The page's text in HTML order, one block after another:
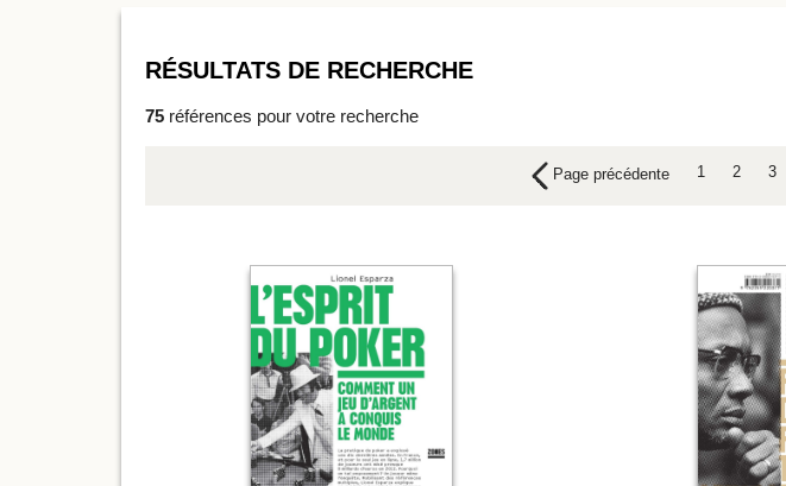
RÉSULTATS DE RECHERCHE
75 références pour votre recherche
Page précédente 1 2 3